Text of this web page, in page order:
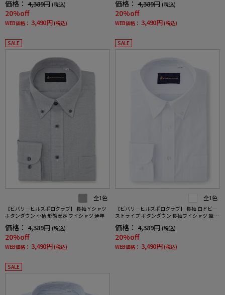
価格： 4,389円 (税込)
20%off
WEB価格： 3,490円 (税込)
価格： 4,389円 (税込)
20%off
WEB価格： 3,490円 (税込)
SALE
全1色
【ビバリーヒルズポロクラブ】 長袖Ｙシャツ
ボタンダウン 小柄 形態安定 ワイシャツ 通年
価格： 4,389円 (税込)
20%off
WEB価格： 3,490円 (税込)
SALE
全1色
【ビバリーヒルズポロクラブ】 長袖 白ドビー
ストライプ ボタンダウン 長袖ワイシャツ 織柄
無地 形態安定 ワイシャツ 通年
価格： 4,389円 (税込)
20%off
WEB価格： 3,490円 (税込)
SALE